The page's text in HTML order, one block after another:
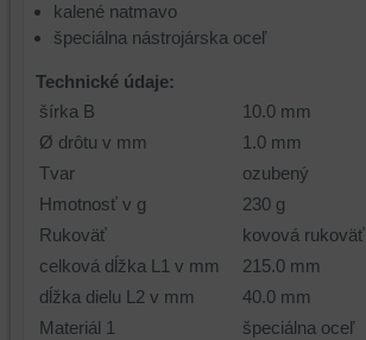
kalené natmavo
špeciálna nástrojárska oceľ
Technické údaje:
šírka B
10.0 mm
Ø drôtu v mm
1.0 mm
Tvar
ozubený
Hmotnosť v g
230 g
Rukoväť
kovová rukoväť
celková dĺžka L1 v mm
215.0 mm
dĺžka dielu L2 v mm
40.0 mm
Materiál 1
špeciálna oceľ